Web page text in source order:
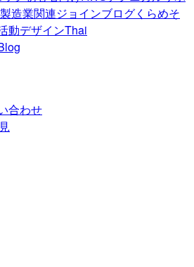
製造業関連ジョインブログくらめそ
動デザインThai
合わせ